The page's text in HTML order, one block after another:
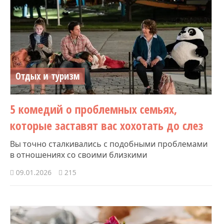
Отдых и туризм
5 комедий о проблемных семьях,
которые заставят вас хохотать до слез
Вы точно сталкивались с подобными проблемами
в отношениях со своими близкими
09.01.2026 215